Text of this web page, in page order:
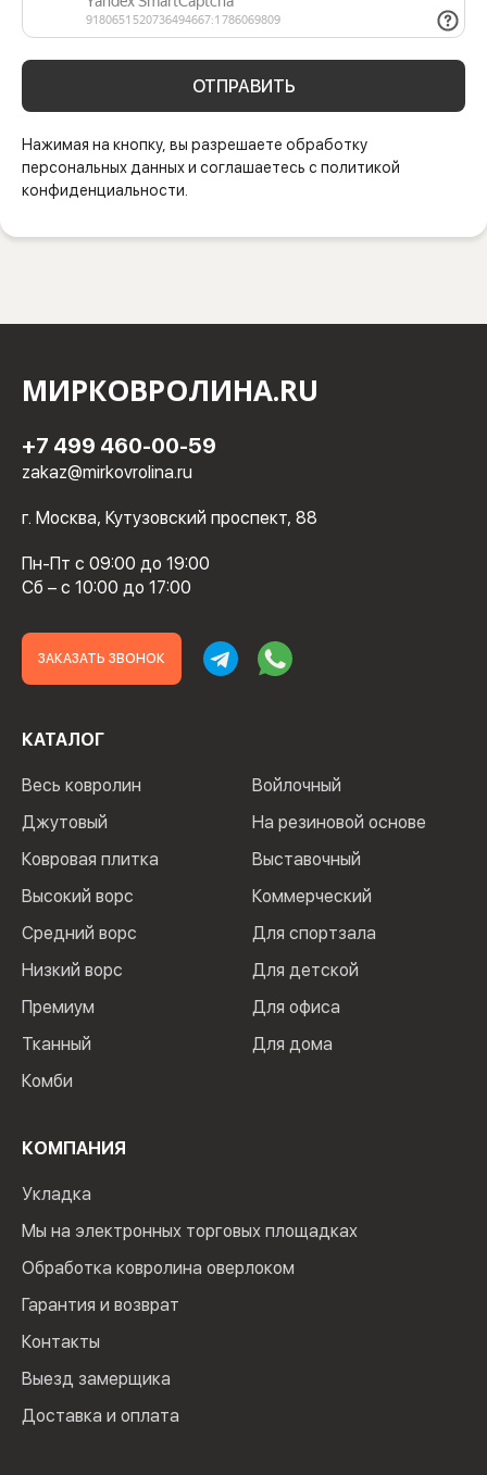
ОТПРАВИТЬ
Нажимая на кнопку, вы разрешаете обработку
персональных данных и соглашаетесь с политикой
конфиденциальности.
МИРКОВРОЛИНА.RU
+7 499 460-00-59
zakaz@mirkovrolina.ru
г. Москва, Кутузовский проспект, 88
Пн-Пт с 09:00 до 19:00
Сб – с 10:00 до 17:00
ЗАКАЗАТЬ ЗВОНОК
КАТАЛОГ
Весь ковролин
Джутовый
Ковровая плитка
Высокий ворс
Средний ворс
Низкий ворс
Премиум
Тканный
Комби
Войлочный
На резиновой основе
Выставочный
Коммерческий
Для спортзала
Для детской
Для офиса
Для дома
КОМПАНИЯ
Укладка
Мы на электронных торговых площадках
Обработка ковролина оверлоком
Гарантия и возврат
Контакты
Выезд замерщика
Доставка и оплата